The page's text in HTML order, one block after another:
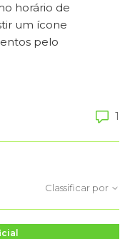
horário de
um ícone
pelo
1
Classificar por